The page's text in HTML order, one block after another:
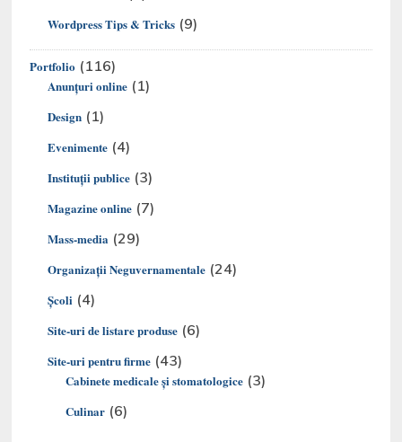
Wordpress Tips & Tricks (9)
Portfolio (116)
Anunțuri online (1)
Design (1)
Evenimente (4)
Instituții publice (3)
Magazine online (7)
Mass-media (29)
Organizaţii Neguvernamentale (24)
Şcoli (4)
Site-uri de listare produse (6)
Site-uri pentru firme (43)
Cabinete medicale și stomatologice (3)
Culinar (6)